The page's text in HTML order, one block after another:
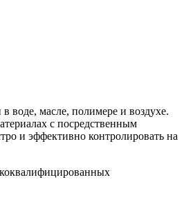
воде, масле, полимере и воздухе.
с посредственным
и эффективно контролировать на